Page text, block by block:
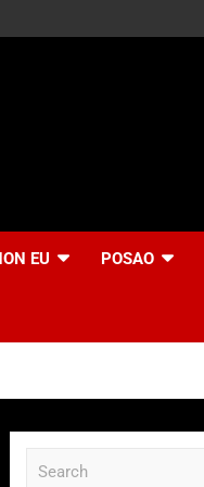
EU POSAO